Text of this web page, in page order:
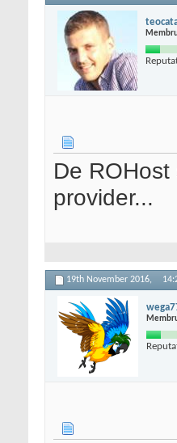
De
provider...
19th November 2016,